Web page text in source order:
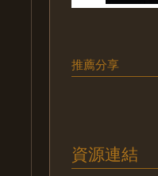
推薦分享
資源連結